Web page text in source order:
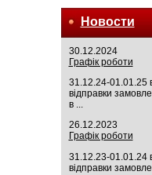
Новости
30.12.2024
Графік роботи
31.12.24-01.01.25
відправки
в ...
26.12.2023
Графік роботи
31.12.23-01.01.24
відправки